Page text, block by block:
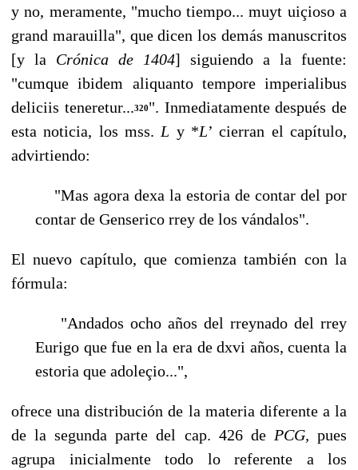
y no, meramente, "mucho tiempo... muyt uiçioso a
grand marauilla", que dicen los demás manus­critos
[y la Crónica de 1404] siguiendo a la fuente:
"cumque ibidem aliquanto tempore imperialibus
deliciis teneretur...320". Inmediatamente después de
esta noticia, los mss. L y *L’ cierran el capítulo,
advirtiendo:
"Mas agora dexa la estoria de contar del por
contar de Genserico rrey de los vándalos".
El nuevo capítulo, que comienza también con la
fórmula:
"Andados ocho años del rreynado del rrey
Eurigo que fue en la era de dxvi años, cuenta la
estoria que adoleçio...",
ofrece una distribución de la materia diferente a la
de la segunda parte del cap. 426 de PCG,pues
agrupa inicialmente todo lo referente a los